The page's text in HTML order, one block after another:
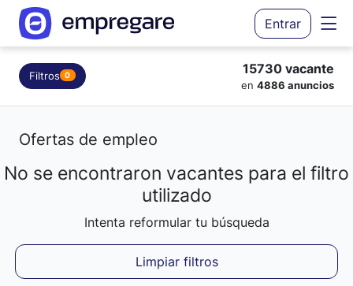
Entrar
Filtros 0 15730 vacante
en 4886 anuncios
Ofertas de empleo
Cargando resultados...
No se encontraron vacantes para el filtro
utilizado
Intenta reformular tu búsqueda
Limpiar filtros